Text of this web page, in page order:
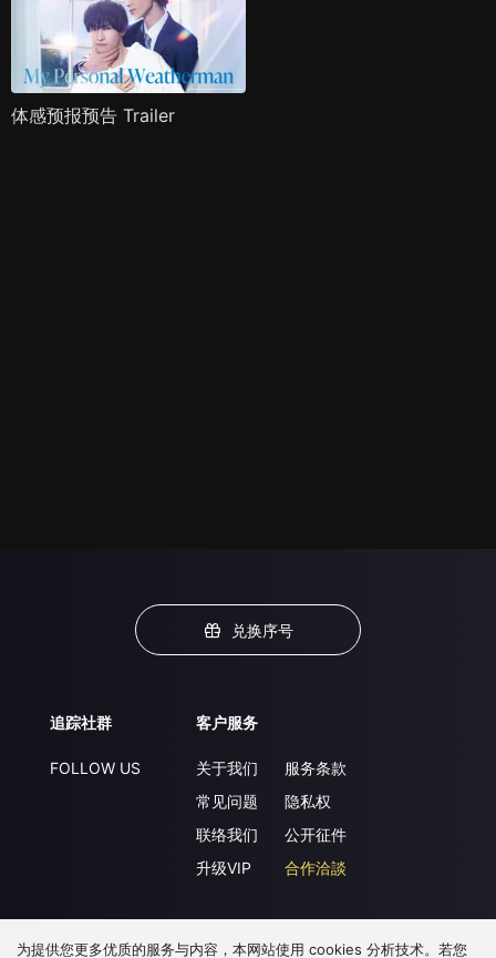
体感预报预告 Trailer
兑换序号
追踪社群
FOLLOW US
客户服务
关于我们
常见问题
联络我们
升级VIP
服务条款
隐私权
公开征件
合作洽談
下载 APP
为提供您更多优质的服务与内容，本网站使用 cookies 分析技术。若您